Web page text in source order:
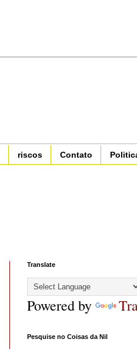
riscos Contato
Translate
Powered by
Pesquise no Coisas da Nil